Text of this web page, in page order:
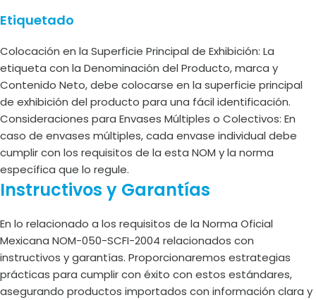
Etiquetado
Colocación en la Superficie Principal de Exhibición: La
etiqueta con la Denominación del Producto, marca y
Contenido Neto, debe colocarse en la superficie principal
de exhibición del producto para una fácil identificación.
Consideraciones para Envases Múltiples o Colectivos: En
caso de envases múltiples, cada envase individual debe
cumplir con los requisitos de la esta NOM y la norma
específica que lo regule.
Instructivos y Garantías
En lo relacionado a los requisitos de la Norma Oficial
Mexicana NOM-050-SCFI-2004 relacionados con
instructivos y garantías. Proporcionaremos estrategias
prácticas para cumplir con éxito con estos estándares,
asegurando productos importados con información clara y